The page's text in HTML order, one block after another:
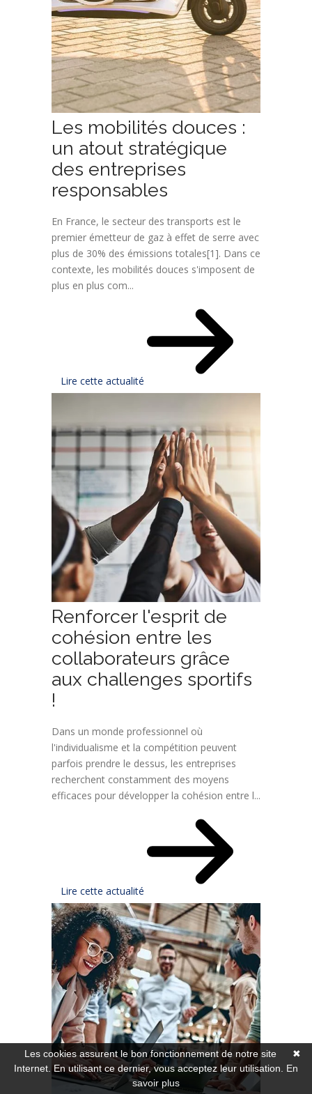
Les mobilités douces :
un atout stratégique
des entreprises
responsables
En France, le secteur des transports est le
premier émetteur de gaz à effet de serre avec
plus de 30% des émissions totales[1]. Dans ce
contexte, les mobilités douces s'imposent de
plus en plus com...
Lire cette actualité
Renforcer l'esprit de
cohésion entre les
collaborateurs grâce
aux challenges sportifs
!
Dans un monde professionnel où
l'individualisme et la compétition peuvent
parfois prendre le dessus, les entreprises
recherchent constamment des moyens
efficaces pour développer la cohésion entre l...
Lire cette actualité
✖
Les cookies assurent le bon fonctionnement de notre site
Internet. En utilisant ce dernier, vous acceptez leur utilisation. En
savoir plus